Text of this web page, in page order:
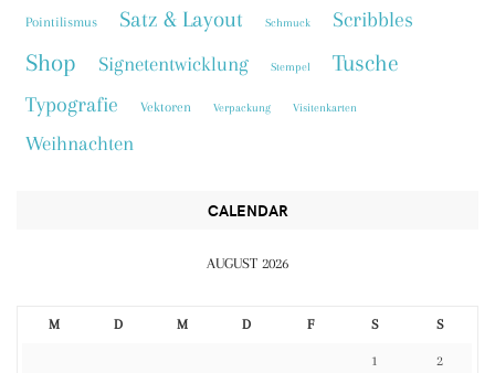
Pointilismus Satz & Layout Schmuck Scribbles
Shop Signetentwicklung Stempel Tusche
Typografie Vektoren Verpackung Visitenkarten
Weihnachten
CALENDAR
AUGUST 2026
M D M D F S S
1 2